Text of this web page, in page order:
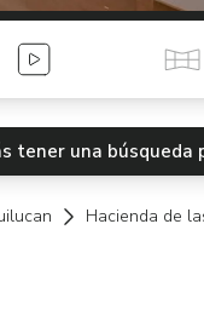
Videos
tener una
Hacienda de